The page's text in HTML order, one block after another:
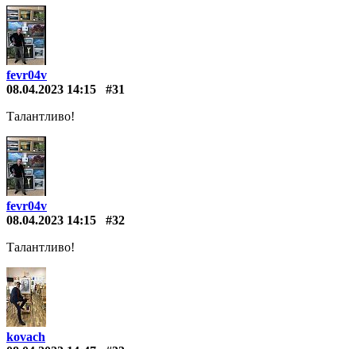
fevr04v
08.04.2023 14:15
#31
Талантливо!
fevr04v
08.04.2023 14:15
#32
Талантливо!
kovach